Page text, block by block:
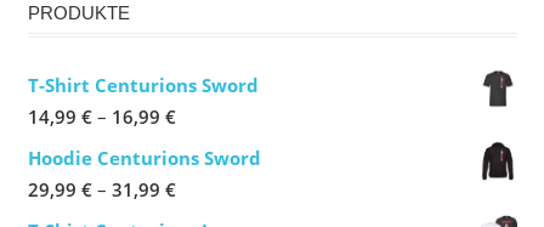
PRODUKTE
T-Shirt Centurions Sword
14,99 € – 16,99 €Preisspanne:
14,99 €
bis
Hoodie Centurions Sword
29,99 € – 31,99 €Preisspanne:
29,99 €